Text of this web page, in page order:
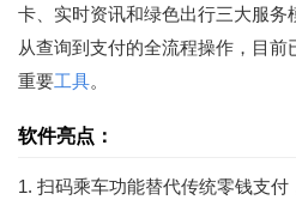
卡、实时资讯和绿色出行三大服务
从查询到支付的全流程操作，目
重要工具。
软件亮点：
1. 扫码乘车功能替代传统零钱支付